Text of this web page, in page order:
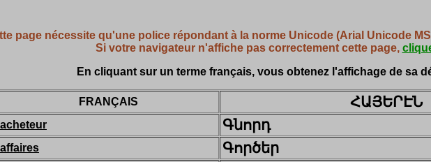
page nécessite qu'une police répondant à la norme Unicode (Arial Unicode
Si votre navigateur n'affiche pas correctement cette page,
En cliquant sur un terme français, vous obtenez l'affichage de sa
FRANÇAIS ՀԱՅԵՐԷՆ
acheteur Գնորդ
affaires Գործեր